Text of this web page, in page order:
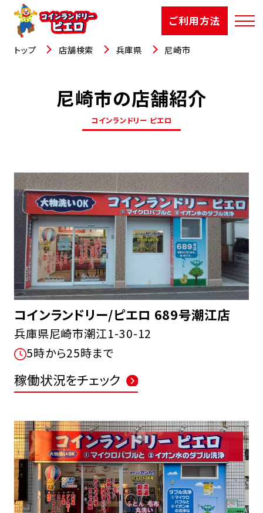
ご利用方法
店舗検索
ご利用方法
お知らせ
お役立コラム
よくあるご質問
トップ 店舗検索 兵庫県 尼崎市
尼崎市の店舗紹介
コインランドリー ピエロ
コインランドリー/ピエロ 689号潮江店
兵庫県尼崎市潮江1-30-12
5時から25時まで
稼働状況をチェック